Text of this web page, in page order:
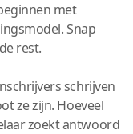
met
Snap
rest.
schrijven
ze zijn. Hoeveel
zoekt antwoord